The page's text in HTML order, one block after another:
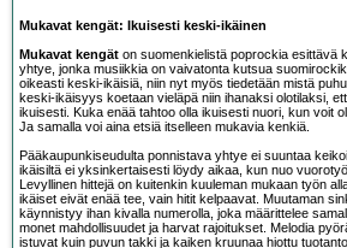
Mukavat kengät: Ikuisesti keski-ikäinen
Mukavat kengät on suomenkielistä poprockia esittävä
yhtye, jonka musiikkia on vaivatonta kutsua
oikeasti keski-ikäisiä, niin nyt myös tiedetään mistä
keski-ikäisyys koetaan vieläpä niin ihanaksi olotilaksi,
ikuisesti. Kuka enää tahtoo olla ikuisesti nuori, kun voit
Ja samalla voi aina etsiä itselleen mukavia kenkiä.
Pääkaupunkiseudulta ponnistava yhtye ei suuntaa
ikäisiltä ei yksinkertaisesti löydy aikaa, kun nuo
Levyllinen hittejä on kuitenkin kuuleman mukaan työn
ikäiset eivät enää tee, vain hitit kelpaavat. Muutaman
käynnistyy ihan kivalla numerolla, joka määrittelee
monet mahdollisuudet ja harvat rajoitukset. Melodia
istuvat kuin puvun takki ja kaiken kruunaa hiottu